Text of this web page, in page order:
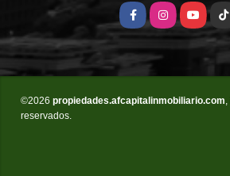
FacebookInstagramYouTube
©2026 propiedades.afcapitalinmobiliario.com
reservados.